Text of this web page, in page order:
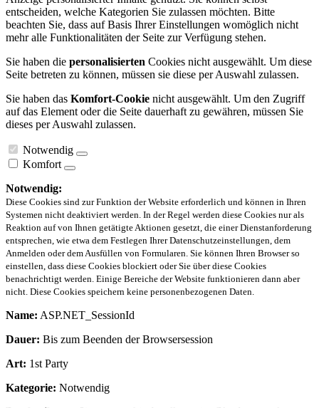
entscheiden, welche Kategorien Sie zulassen möchten. Bitte
beachten Sie, dass auf Basis Ihrer Einstellungen womöglich nicht
mehr alle Funktionalitäten der Seite zur Verfügung stehen.
Sie haben die personalisierten Cookies nicht ausgewählt. Um diese
Seite betreten zu können, müssen sie diese per Auswahl zulassen.
Sie haben das Komfort-Cookie nicht ausgewählt. Um den Zugriff
auf das Element oder die Seite dauerhaft zu gewähren, müssen Sie
dieses per Auswahl zulassen.
Notwendig
Komfort
Notwendig:
Diese Cookies sind zur Funktion der Website erforderlich und können in Ihren
Systemen nicht deaktiviert werden. In der Regel werden diese Cookies nur als
Reaktion auf von Ihnen getätigte Aktionen gesetzt, die einer Dienstanforderung
entsprechen, wie etwa dem Festlegen Ihrer Datenschutzeinstellungen, dem
Anmelden oder dem Ausfüllen von Formularen. Sie können Ihren Browser so
einstellen, dass diese Cookies blockiert oder Sie über diese Cookies
benachrichtigt werden. Einige Bereiche der Website funktionieren dann aber
nicht. Diese Cookies speichern keine personenbezogenen Daten.
Name: ASP.NET_SessionId
Dauer: Bis zum Beenden der Browsersession
Art: 1st Party
Kategorie: Notwendig